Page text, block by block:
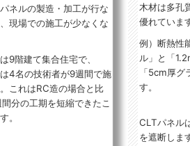
ネルの製造・加工が行な
現場での施工が少なくな
9階建て集合住宅で、
4名の技術者が9週間で施
これはRC造の場合と比
分の工期を短縮できたこ
。
木材は多孔
優れていま
例）断熱性
ル」と「
「5cm厚グ
す。
CLTパネル
を遮断しま